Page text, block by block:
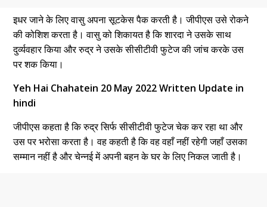
इधर जाने के लिए वासु अपना सूटकेस पैक करती है। जीपीएस उसे रोकने
की कोशिश करता है। वासु को शिकायत है कि शारदा ने उसके साथ
दुर्व्यवहार किया और रुद्र ने उसके सीसीटीवी फुटेज की जांच करके उस
पर शक किया।
Yeh Hai Chahatein 20 May 2022 Written Update in
hindi
जीपीएस कहता है कि रुद्र सिर्फ सीसीटीवी फुटेज चेक कर रहा था और
उस पर भरोसा करता है। वह कहती है कि वह वहाँ नहीं रहेगी जहाँ उसका
सम्मान नहीं है और चेन्नई में अपनी बहन के घर के लिए निकल जाती है।